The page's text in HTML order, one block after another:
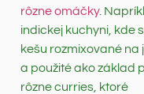
rôzne omáčky.
indickej kuchyni, kde
kešu rozmixované na
a použité ako základ
rôzne curries, ktoré